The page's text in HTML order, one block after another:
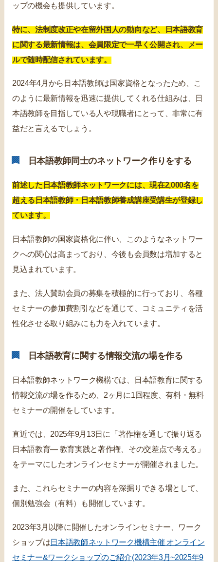
ップの機会も提供しています。
特に、法制度改正や在留外国人の動向など、日本語教育
に関する最新情報は、会員限定で一早く公開され、メー
ルで随時配信されています。
2024年4月から日本語教師は国家資格となったため、こ
のように最新情報を迅速に提供してくれる仕組みは、日
本語教師を目指している人や現職者にとって、非常に有
益だと言えるでしょう。
日本語教師同士のネットワーク作りをする
前述した日本語教師ネットワークには、現在2,000名を
超える日本語教師・日本語教師養成講座受講生が登録し
ています。
日本語教師の国家資格化に伴い、このようなネットワー
クへの関心は高まっており、今後も会員数は増加すると
見込まれています。
また、法人賛助会員の募集を積極的に行っており、各種
セミナーの参加費割引などを通じて、コミュニティを活
性化させる取り組みにも力を入れています。
日本語教育に関する情報交流の場を作る
日本語教師ネットワーク機構では、日本語教育に関する
情報交流の場を作るため、2ヶ月に1回程度、有料・無料
セミナーの開催をしています。
直近では、2025年9月13日に「著作権を通して振り返る
日本語教育― 教育実践と著作権、その交差点で考える」
をテーマにしたオンラインセミナーが開催されました。
また、これらセミナーの内容を深掘りできる場として、
個別勉強会（有料）も開催しています。
2023年3月以降に開催したオンラインセミナー、ワーク
ショップは日本語教師ネットワーク機構主催 オンライン
セミナー&ワークショップのご紹介(2023年3月~2025年9